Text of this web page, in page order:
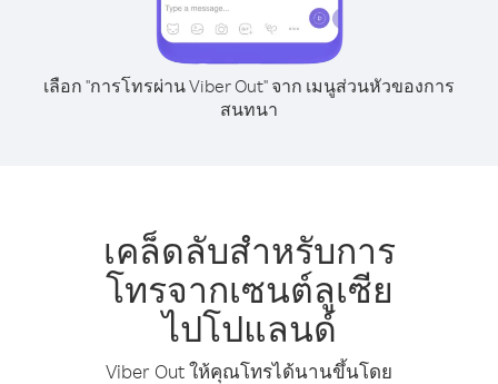
เลือก "การโทรผ่าน Viber Out" จาก เมนูส่วนหัวของการ
สนทนา
เคล็ดลับสำหรับการ
โทรจากเซนต์ลูเซีย
ไปโปแลนด์
Viber Out ให้คุณโทรได้นานขึ้นโดย